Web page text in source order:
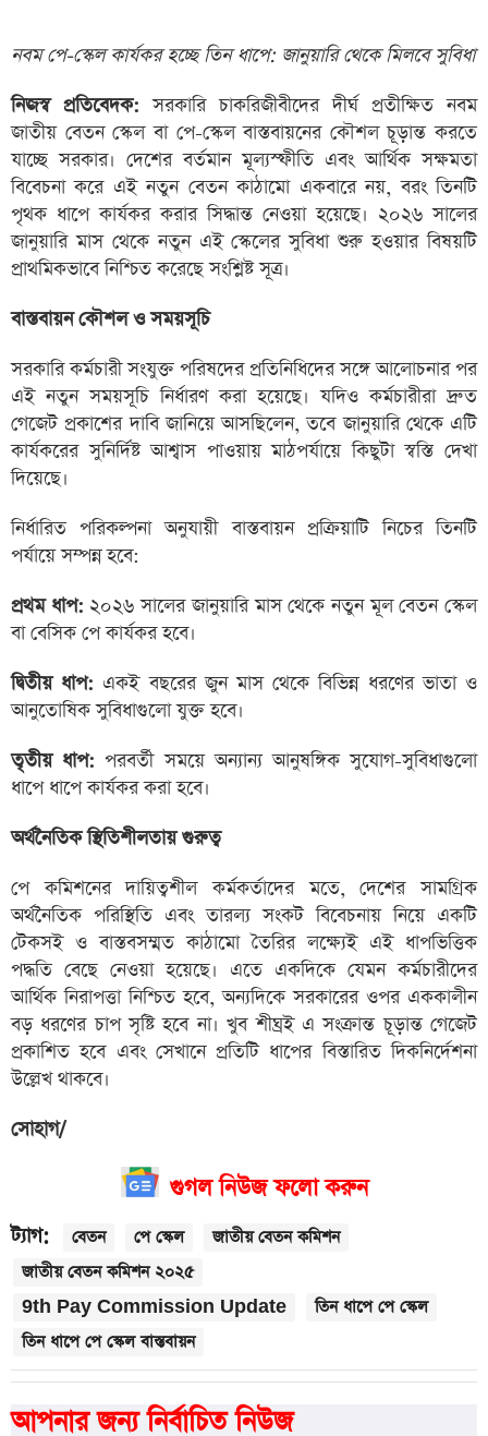
নবম পে-স্কেল কার্যকর হচ্ছে তিন ধাপে: জানুয়ারি থেকে মিলবে সুবিধা
নিজস্ব প্রতিবেদক: সরকারি চাকরিজীবীদের দীর্ঘ প্রতীক্ষিত নবম
জাতীয় বেতন স্কেল বা পে-স্কেল বাস্তবায়নের কৌশল চূড়ান্ত করতে
যাচ্ছে সরকার। দেশের বর্তমান মূল্যস্ফীতি এবং আর্থিক সক্ষমতা
বিবেচনা করে এই নতুন বেতন কাঠামো একবারে নয়, বরং তিনটি
পৃথক ধাপে কার্যকর করার সিদ্ধান্ত নেওয়া হয়েছে। ২০২৬ সালের
জানুয়ারি মাস থেকে নতুন এই স্কেলের সুবিধা শুরু হওয়ার বিষয়টি
প্রাথমিকভাবে নিশ্চিত করেছে সংশ্লিষ্ট সূত্র।
বাস্তবায়ন কৌশল ও সময়সূচি
সরকারি কর্মচারী সংযুক্ত পরিষদের প্রতিনিধিদের সঙ্গে আলোচনার পর
এই নতুন সময়সূচি নির্ধারণ করা হয়েছে। যদিও কর্মচারীরা দ্রুত
গেজেট প্রকাশের দাবি জানিয়ে আসছিলেন, তবে জানুয়ারি থেকে এটি
কার্যকরের সুনির্দিষ্ট আশ্বাস পাওয়ায় মাঠপর্যায়ে কিছুটা স্বস্তি দেখা
দিয়েছে।
নির্ধারিত পরিকল্পনা অনুযায়ী বাস্তবায়ন প্রক্রিয়াটি নিচের তিনটি
পর্যায়ে সম্পন্ন হবে:
প্রথম ধাপ: ২০২৬ সালের জানুয়ারি মাস থেকে নতুন মূল বেতন স্কেল
বা বেসিক পে কার্যকর হবে।
দ্বিতীয় ধাপ: একই বছরের জুন মাস থেকে বিভিন্ন ধরণের ভাতা ও
আনুতোষিক সুবিধাগুলো যুক্ত হবে।
তৃতীয় ধাপ: পরবর্তী সময়ে অন্যান্য আনুষঙ্গিক সুযোগ-সুবিধাগুলো
ধাপে ধাপে কার্যকর করা হবে।
অর্থনৈতিক স্থিতিশীলতায় গুরুত্ব
পে কমিশনের দায়িত্বশীল কর্মকর্তাদের মতে, দেশের সামগ্রিক
অর্থনৈতিক পরিস্থিতি এবং তারল্য সংকট বিবেচনায় নিয়ে একটি
টেকসই ও বাস্তবসম্মত কাঠামো তৈরির লক্ষ্যেই এই ধাপভিত্তিক
পদ্ধতি বেছে নেওয়া হয়েছে। এতে একদিকে যেমন কর্মচারীদের
আর্থিক নিরাপত্তা নিশ্চিত হবে, অন্যদিকে সরকারের ওপর এককালীন
বড় ধরণের চাপ সৃষ্টি হবে না। খুব শীঘ্রই এ সংক্রান্ত চূড়ান্ত গেজেট
প্রকাশিত হবে এবং সেখানে প্রতিটি ধাপের বিস্তারিত দিকনির্দেশনা
উল্লেখ থাকবে।
সোহাগ/
গুগল নিউজ ফলো করুন
ট্যাগ: বেতন পে স্কেল
জাতীয় বেতন কমিশন
জাতীয় বেতন কমিশন ২০২৫
9th Pay Commission Update
তিন ধাপে পে স্কেল
তিন ধাপে পে স্কেল বাস্তবায়ন
আপনার জন্য নির্বাচিত নিউজ